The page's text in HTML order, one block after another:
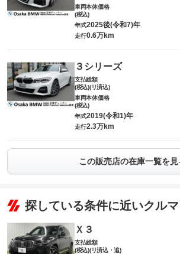
車両本体価格
(税込)
年式2025後(令和7)年
走行0.6万km
３シリーズ
支払総額
(税込)(リ済込)
車両本体価格
(税込)
年式2019(令和1)年
走行2.3万km
この販売店の在庫一覧を見
探している条件に近いクルマ
Ｘ３
支払総額
(税込)(リ済込・追)